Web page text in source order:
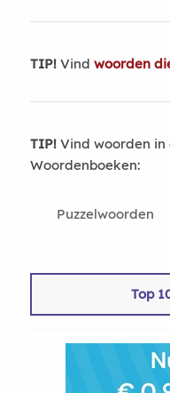
TIP!Vind woorden
TIP!Vind woorden in
Woordenboeken:
Puzzelwoorden
Top